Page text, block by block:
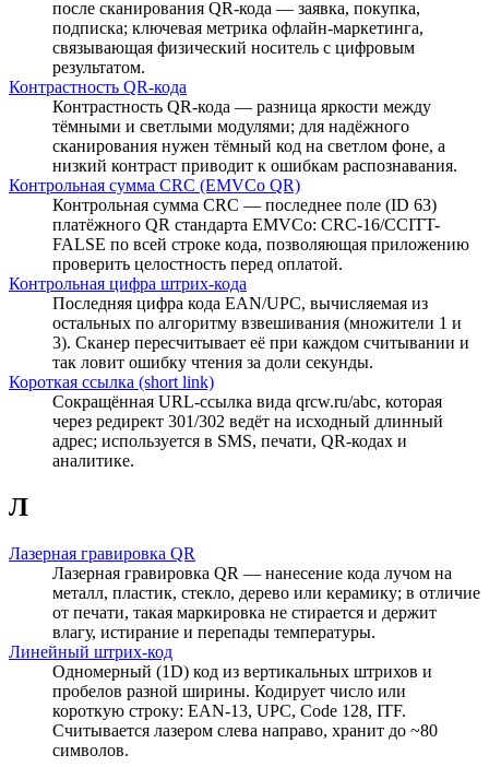
после сканирования QR-кода — заявка, покупка,
подписка; ключевая метрика офлайн-маркетинга,
связывающая физический носитель с цифровым
результатом.
Контрастность QR-кода
Контрастность QR-кода — разница яркости между
тёмными и светлыми модулями; для надёжного
сканирования нужен тёмный код на светлом фоне, а
низкий контраст приводит к ошибкам распознавания.
Контрольная сумма CRC (EMVCo QR)
Контрольная сумма CRC — последнее поле (ID 63)
платёжного QR стандарта EMVCo: CRC-16/CCITT-
FALSE по всей строке кода, позволяющая приложению
проверить целостность перед оплатой.
Контрольная цифра штрих-кода
Последняя цифра кода EAN/UPC, вычисляемая из
остальных по алгоритму взвешивания (множители 1 и
3). Сканер пересчитывает её при каждом считывании и
так ловит ошибку чтения за доли секунды.
Короткая ссылка (short link)
Сокращённая URL-ссылка вида qrcw.ru/abc, которая
через редирект 301/302 ведёт на исходный длинный
адрес; используется в SMS, печати, QR-кодах и
аналитике.
Л
Лазерная гравировка QR
Лазерная гравировка QR — нанесение кода лучом на
металл, пластик, стекло, дерево или керамику; в отличие
от печати, такая маркировка не стирается и держит
влагу, истирание и перепады температуры.
Линейный штрих-код
Одномерный (1D) код из вертикальных штрихов и
пробелов разной ширины. Кодирует число или
короткую строку: EAN-13, UPC, Code 128, ITF.
Считывается лазером слева направо, хранит до ~80
символов.